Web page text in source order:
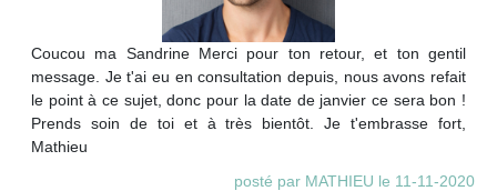
Coucou ma Sandrine Merci pour ton retour, et ton gentil
message. Je t'ai eu en consultation depuis, nous avons refait
le point à ce sujet, donc pour la date de janvier ce sera bon !
Prends soin de toi et à très bientôt. Je t'embrasse fort,
Mathieu
posté par MATHIEU le 11-11-2020